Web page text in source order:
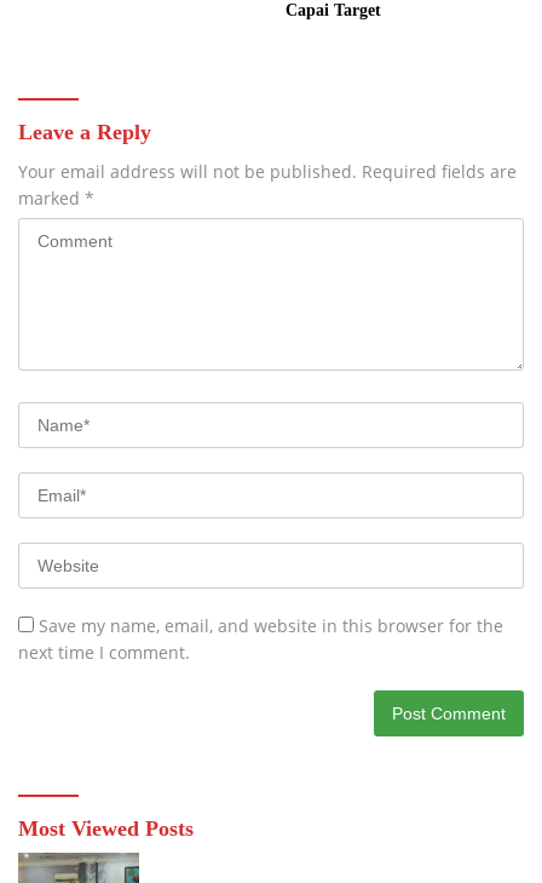
Capai Target
Leave a Reply
Your email address will not be published. Required fields are
marked *
Save my name, email, and website in this browser for the
next time I comment.
Most Viewed Posts